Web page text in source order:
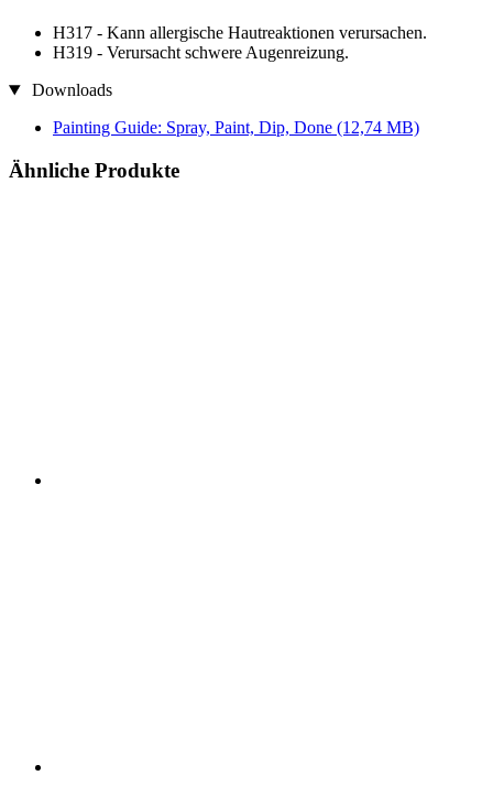
H317 - Kann allergische Hautreaktionen verursachen.
H319 - Verursacht schwere Augenreizung.
Downloads
Painting Guide: Spray, Paint, Dip, Done (12,74 MB)
Ähnliche Produkte